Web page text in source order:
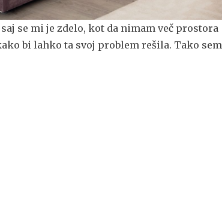
se mi je zdelo, kot da nimam več prostora
bi lahko ta svoj problem rešila. Tako sem